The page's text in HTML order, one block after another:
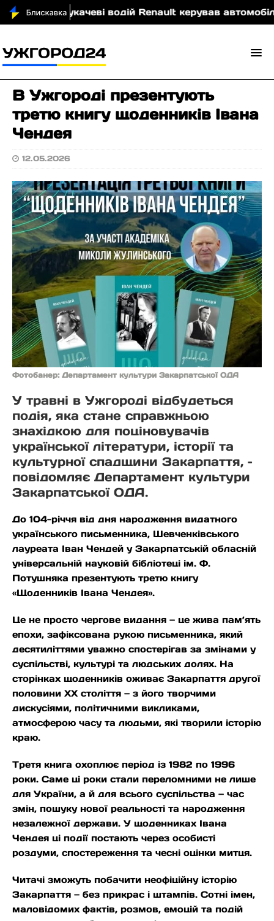
У Мукачеві водій Renault керував автомобілем у
В Ужгороді презентують
третю книгу щоденників Івана
Чендея
12.05.2026
Фотобанер: Департамент культури Закарпатської ОДА
У травні в Ужгороді відбудеться
подія, яка стане справжньою
знахідкою для поціновувачів
української літератури, історії та
культурної спадщини Закарпаття, –
повідомляє Департамент культури
Закарпатської ОДА.
До 104-річчя від дня народження видатного
українського письменника, Шевченківського
лауреата Іван Чендей у Закарпатській обласній
універсальній науковій бібліотеці ім. Ф.
Потушняка презентують третю книгу
«Щоденників Івана Чендея».
Це не просто чергове видання — це жива пам’ять
епохи, зафіксована рукою письменника, який
десятиліттями уважно спостерігав за змінами у
суспільстві, культурі та людських долях. На
сторінках щоденників оживає Закарпаття другої
половини ХХ століття — з його творчими
дискусіями, політичними викликами,
атмосферою часу та людьми, які творили історію
краю.
Третя книга охоплює період із 1982 по 1996
роки. Саме ці роки стали переломними не лише
для України, а й для всього суспільства — час
змін, пошуку нової реальності та народження
незалежної держави. У щоденниках Івана
Чендея ці події постають через особисті
роздуми, спостереження та чесні оцінки митця.
Читачі зможуть побачити неофіційну історію
Закарпаття — без прикрас і штампів. Сотні імен,
маловідомих фактів, розмов, емоцій та подій